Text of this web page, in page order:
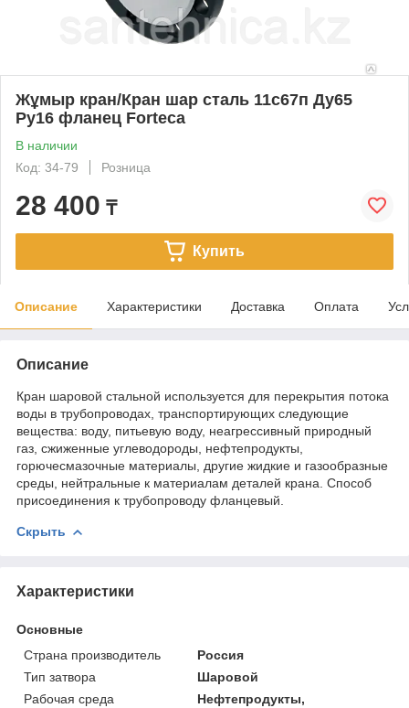
Жұмыр кран/Кран шар сталь 11с67п Ду65
Ру16 фланец Forteca
В наличии
Код: 34-79
Розница
28 400 ₸
Купить
Описание Характеристики Доставка Оплата
Описание
Кран шаровой стальной используется для перекрытия потока
воды в трубопроводах, транспортирующих следующие
вещества: воду, питьевую воду, неагрессивный природный
газ, сжиженные углеводороды, нефтепродукты,
горючесмазочные материалы, другие жидкие и газообразные
среды, нейтральные к материалам деталей крана. Способ
присоединения к трубопроводу фланцевый.
Скрыть
Характеристики
Основные
Страна производитель
Россия
Тип затвора
Шаровой
Рабочая среда
Нефтепродукты,